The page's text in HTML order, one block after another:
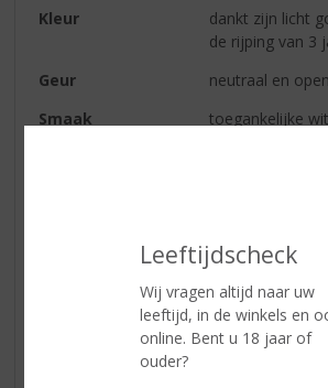
Leeftijdscheck
Wij vragen altijd naar uw
leeftijd, in de winkels en
online. Bent u 18 jaar of
ouder?
Kleur
dankt zijn licht
de rijping van 3
Geur
neutraal en open
Smaak
toegankelijke
Reviews
Schrijf een review